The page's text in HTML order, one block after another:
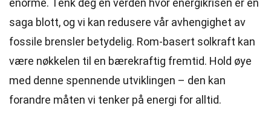
enorme. Tenk deg en verden hvor energikrisen er en
saga blott, og vi kan redusere vår avhengighet av
fossile brensler betydelig. Rom-basert solkraft kan
være nøkkelen til en bærekraftig fremtid. Hold øye
med denne spennende utviklingen – den kan
forandre måten vi tenker på energi for alltid.